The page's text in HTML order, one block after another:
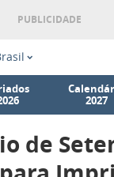
2027
de